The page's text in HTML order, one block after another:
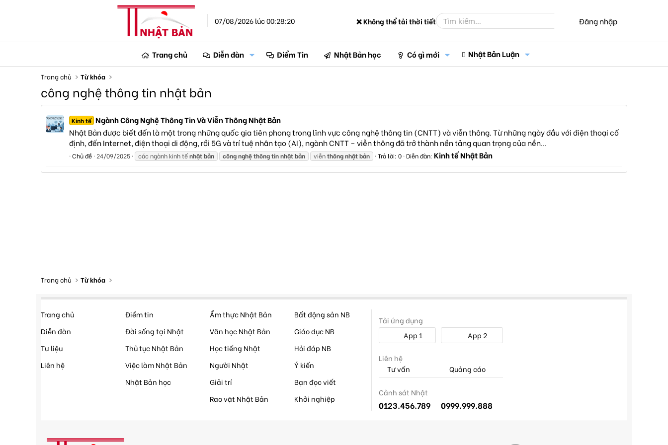
07/08/2026 lúc 00:28:20 ❌ Không thể tải thời tiết Đăng nhập
Trang chủ Diễn đàn Điểm Tin Nhật Bản học Có gì mới Nhật Bản Luận
Trang chủ Từ khóa
công nghệ thông tin nhật bản
Kinh tế Ngành Công Nghệ Thông Tin Và Viễn Thông Nhật Bản
Nhật Bản được biết đến là một trong những quốc gia tiên phong trong lĩnh vực công nghệ thông tin (CNTT) và viễn thông. Từ những ngày đầu với điện thoại cố
định, đến Internet, điện thoại di động, rồi 5G và trí tuệ nhân tạo (AI), ngành CNTT – viễn thông đã trở thành nền tảng quan trọng của nền...
Chủ đề 24/09/2025 các ngành kinh tếnhậtbản côngnghệthôngtinnhậtbản viễnthôngnhậtbản Trả lời: 0 Diễn đàn: Kinh tế Nhật Bản
Trang chủ Từ khóa
Trang chủ
Diễn đàn
Tư liệu
Liên hệ
Điểm tin
Đời sống tại Nhật
Thủ tục Nhật Bản
Việc làm Nhật Bản
Nhật Bản học
Ẩm thực Nhật Bản
Văn học Nhật Bản
Học tiếng Nhật
Người Nhật
Giải trí
Rao vặt Nhật Bản
Bất động sản NB
Giáo dục NB
Hỏi đáp NB
Ý kiến
Bạn đọc viết
Khởi nghiệp
Tải ứng dụng
App 1
App 2
Liên hệ
Tư vấn
Quảng cáo
Cảnh sát Nhật
0123.456.789 0999.999.888